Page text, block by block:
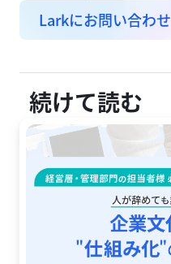
Larkにお問い合わせ
続けて読む